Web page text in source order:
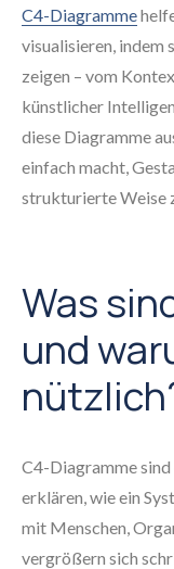
C4-Diagramme
visualisieren, indem
zeigen – vom
künstlicher
diese Diagramme
einfach macht,
strukturierte Weise
Was
und
C4-Diagramme sind
erklären, wie ein
mit Menschen,
vergrößern sich